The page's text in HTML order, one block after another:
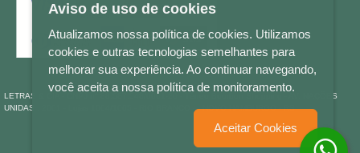
LETRAS & CIA - CNPJ n° 88.587.548/0001-20 - Térreo Bourbon Shopping - AV. NAÇÕES
UNIDAS , 2001 - Lojas 1064/1065 - RIO BRANCO - - NOVO HAMBURGO - RS
Aviso de uso de cookies
Atualizamos nossa política de cookies. Utilizamos
cookies e outras tecnologias semelhantes para
melhorar sua experiência. Ao continuar navegando,
você aceita a nossa política de monitoramento.
Aceitar Cookies